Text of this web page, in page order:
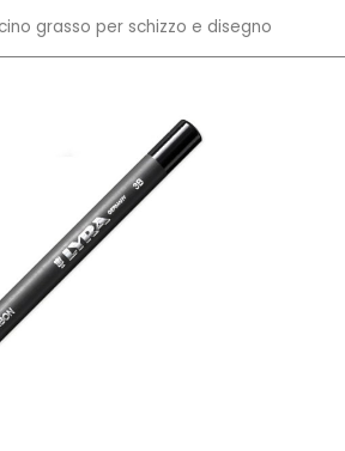
grasso per schizzo e disegno